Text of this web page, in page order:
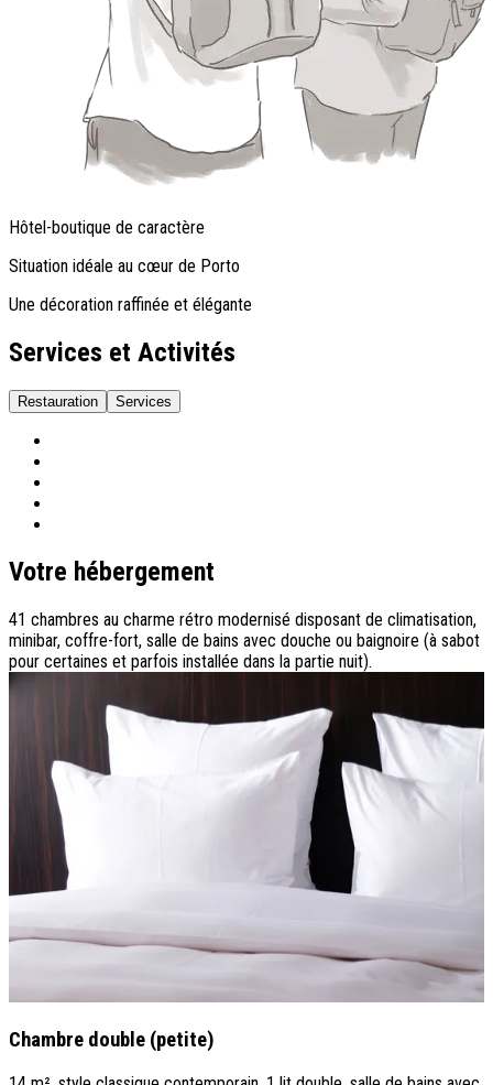
Hôtel-boutique de caractère
Situation idéale au cœur de Porto
Une décoration raffinée et élégante
Services et Activités
Restauration Services
Votre hébergement
41 chambres au charme rétro modernisé disposant de climatisation,
minibar, coffre-fort, salle de bains avec douche ou baignoire (à sabot
pour certaines et parfois installée dans la partie nuit).
Chambre double (petite)